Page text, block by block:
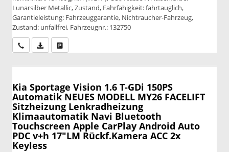
Lunarsilber Metallic, Zustand, Fahrfähigkeit: fahrtauglich,
Garantieleistung: Fahrzeuggarantie, Nichtraucher-Fahrzeug,
Zustand: unfallfrei, Fahrzeugnr.: 132750
Wir rufen Sie anPDF-Datei, Fahrzeugexposé drucken
Kia Sportage Vision 1.6 T-GDi 150PS
Automatik NEUES MODELL MY26 FACELIFT
Sitzheizung Lenkradheizung
Klimaautomatik Navi Bluetooth
Touchscreen Apple CarPlay Android Auto
PDC v+h 17"LM Rückf.Kamera ACC 2x
Keyless